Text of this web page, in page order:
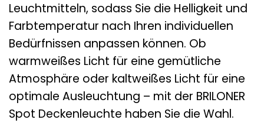
Leuchtmitteln, sodass Sie die Helligkeit und
Farbtemperatur nach Ihren individuellen
Bedürfnissen anpassen können. Ob
warmweißes Licht für eine gemütliche
Atmosphäre oder kaltweißes Licht für eine
optimale Ausleuchtung – mit der BRILONER
Spot Deckenleuchte haben Sie die Wahl.